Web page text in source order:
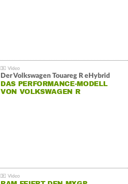
Der Volkswagen Touareg R eHybrid
DAS PERFORMANCE-MODELL
VON VOLKSWAGEN R